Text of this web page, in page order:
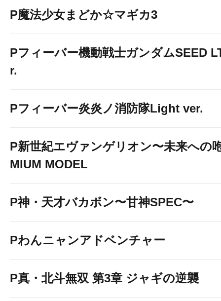
P魔法少女まどか☆マギカ3
Pフィーバー機動戦士ガンダムSEED
r.
Pフィーバー炎炎ノ消防隊Light ver.
P新世紀エヴァンゲリオン〜未来への
MIUM MODEL
P神・天才バカボン〜甘神SPEC〜
Pわんニャンアドベンチャー
P真・北斗無双 第3章 ジャギの逆襲